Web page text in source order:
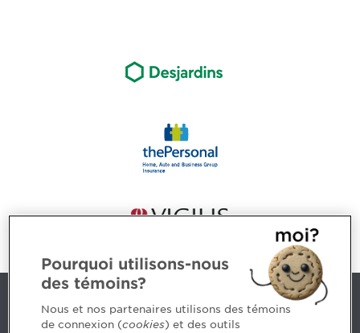
Contact us
Pourquoi utilisons-nous
des témoins?
Nous et nos partenaires utilisons des témoins
de connexion (cookies) et des outils